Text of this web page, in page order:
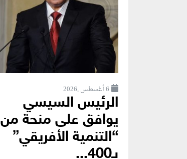
6 أغسطس ,2026
الرئيس السيسي
يوافق على منحة من
“التنمية الأفريقي”
بـ400...